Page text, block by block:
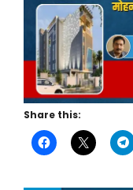
Share this: